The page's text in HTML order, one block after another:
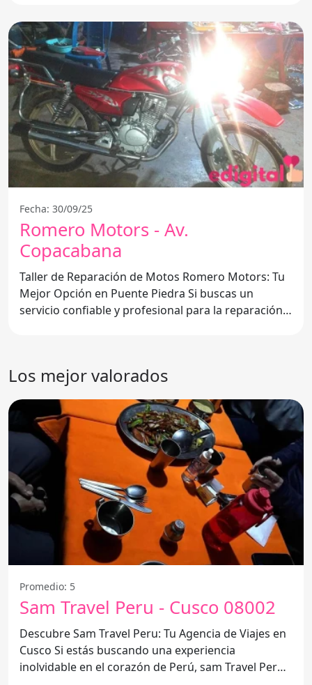
Fecha: 30/09/25
Romero Motors - Av.
Copacabana
Taller de Reparación de Motos Romero Motors: Tu
Mejor Opción en Puente Piedra Si buscas un
servicio confiable y profesional para la reparación
Los mejor valorados
Promedio: 5
Sam Travel Peru - Cusco 08002
Descubre Sam Travel Peru: Tu Agencia de Viajes en
Cusco Si estás buscando una experiencia
inolvidable en el corazón de Perú, sam Travel Peru